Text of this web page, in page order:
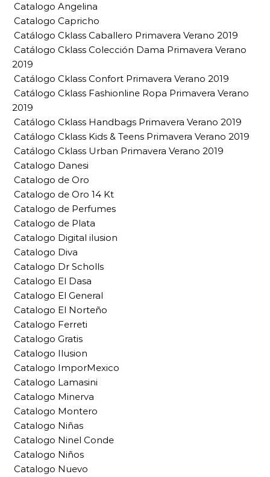
Catalogo Angelina
Catalogo Capricho
Catálogo Cklass Caballero Primavera Verano 2019
Catálogo Cklass Colección Dama Primavera Verano
2019
Catálogo Cklass Confort Primavera Verano 2019
Catálogo Cklass Fashionline Ropa Primavera Verano
2019
Catálogo Cklass Handbags Primavera Verano 2019
Catálogo Cklass Kids & Teens Primavera Verano 2019
Catálogo Cklass Urban Primavera Verano 2019
Catalogo Danesi
Catalogo de Oro
Catalogo de Oro 14 Kt
Catalogo de Perfumes
Catalogo de Plata
Catalogo Digital ilusion
Catalogo Diva
Catalogo Dr Scholls
Catalogo El Dasa
Catalogo El General
Catalogo El Norteño
Catalogo Ferreti
Catalogo Gratis
Catalogo Ilusion
Catalogo ImporMexico
Catalogo Lamasini
Catalogo Minerva
Catalogo Montero
Catalogo Niñas
Catalogo Ninel Conde
Catalogo Niños
Catalogo Nuevo